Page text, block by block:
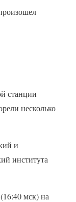
станции
несколько
и
института
мск) на